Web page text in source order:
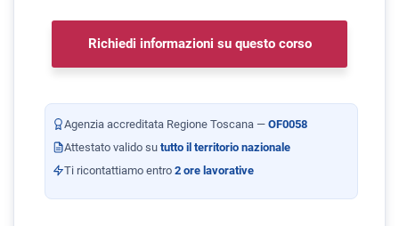
Richiedi informazioni su questo corso
Agenzia accreditata Regione Toscana — OF0058
Attestato valido su tutto il territorio nazionale
Ti ricontattiamo entro 2 ore lavorative